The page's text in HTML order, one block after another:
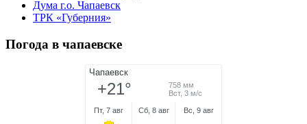
Дума г.о. Чапаевск
ТРК «Губерния»
Погода в чапаевске